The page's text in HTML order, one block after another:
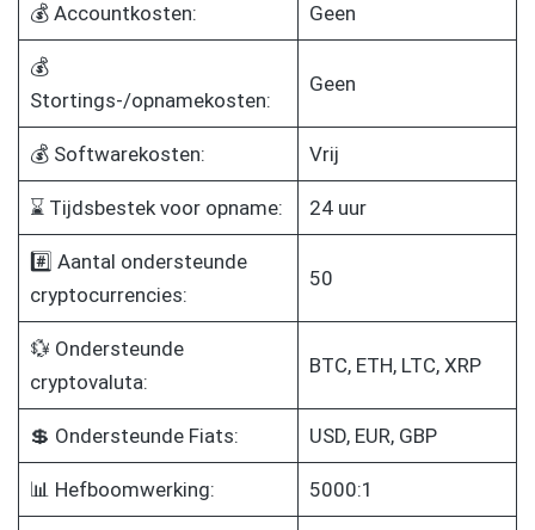
💰 Accountkosten: Geen
💰
Stortings-/opnamekosten:
Geen
💰 Softwarekosten: Vrij
⌛ Tijdsbestek voor opname: 24 uur
#️⃣ Aantal ondersteunde
cryptocurrencies:
50
💱 Ondersteunde
cryptovaluta:
BTC, ETH, LTC, XRP
💲 Ondersteunde Fiats: USD, EUR, GBP
📊 Hefboomwerking: 5000:1